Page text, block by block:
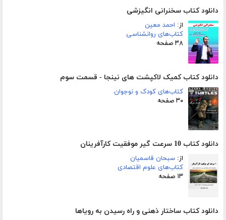
دانلود کتاب سخنرانی انگیزشی
از: احمد معین
کتاب‌های روانشناسی
۳۸ صفحه
دانلود کتاب کمیک لاکپشت های نینجا - قسمت سوم
کتاب‌های کودک و نوجوان
۳۰ صفحه
دانلود کتاب 10 سرعت گیر موفقیت کارآفرینان
از: سبحان قاسمیان
کتاب‌های علوم اقتصادی
۱۳ صفحه
دانلود کتاب ساختار ذهنی و راه رسیدن به رویاها